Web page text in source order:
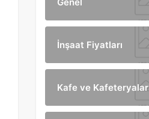
İnşaat Fiyatları
Kafe ve Kafeteryalar